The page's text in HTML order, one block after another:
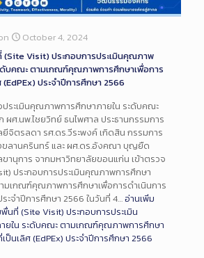
October 4, 2024
(Site Visit) ประกอบการประเมินคุณภาพ
ดับคณะ ตามเกณฑ์คุณภาพการศึกษาเพื่อการ
(EdPEx) ประจำปีการศึกษา 2566
ระเมินคุณภาพการศึกษาภายใน ระดับคณะ
ผศ.นพ.ไชยวิทย์ ธนไพศาล ประธานกรรมการ
ยีจิตรลดา รศ.ดร.วีระพงค์ เกิดสิน กรรมการ
ลานครินทร์ และ ผศ.ดร.อังคณา บุญยืด
ขานุการ จากมหาวิทยาลัยขอนแก่น เข้าตรวจ
ประกอบการประเมินคุณภาพการศึกษา
มเกณฑ์คุณภาพการศึกษาเพื่อการดำเนินการ
ระจำปีการศึกษา 2566 ในวันที่ 4…อ่านเพิ่ม
นที่ (Site Visit) ประกอบการประเมิน
ใน ระดับคณะ ตามเกณฑ์คุณภาพการศึกษา
ป็นเลิศ (EdPEx) ประจำปีการศึกษา 2566